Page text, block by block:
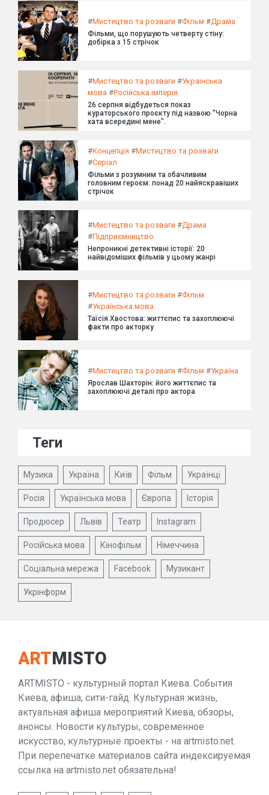
#Мистецтво та розваги #Фільм #Драма
Фільми, що порушують четверту стіну:
добірка з 15 стрічок
#Мистецтво та розваги #Українська
мова #Російська імперія
26 серпня відбудеться показ
кураторського проєкту під назвою "Чорна
хата всередині мене".
#Концепція #Мистецтво та розваги
#Серіал
Фільми з розумним та обачливим
головним героєм: понад 20 найяскравіших
стрічок
#Мистецтво та розваги #Драма
#Підприємництво
Непроникні детективні історії: 20
найвідоміших фільмів у цьому жанрі
#Мистецтво та розваги #Фільм
#Українська мова
Таїсія Хвостова: життєпис та захоплюючі
факти про акторку
#Мистецтво та розваги #Фільм #Україна
Ярослав Шахторін: його життєпис та
захоплюючі деталі про актора
Теги
Музика Україна Київ Фільм Українці
Росія Українська мова Європа Історія
Продюсер Львів Театр Instagram
Російська мова Кінофільм Німеччина
Соціальна мережа Facebook Музикант
Укрінформ
ARTMISTO
ARTMISTO - культурный портал Киева. События
Киева, афиша, сити-гайд. Культурная жизнь,
актуальная афиша мероприятий Киева, обзоры,
анонсы. Новости культуры, современное
искусство, культурные проекты - на artmisto.net.
При перепечатке материалов сайта индексируемая
ссылка на artmisto.net обязательна!